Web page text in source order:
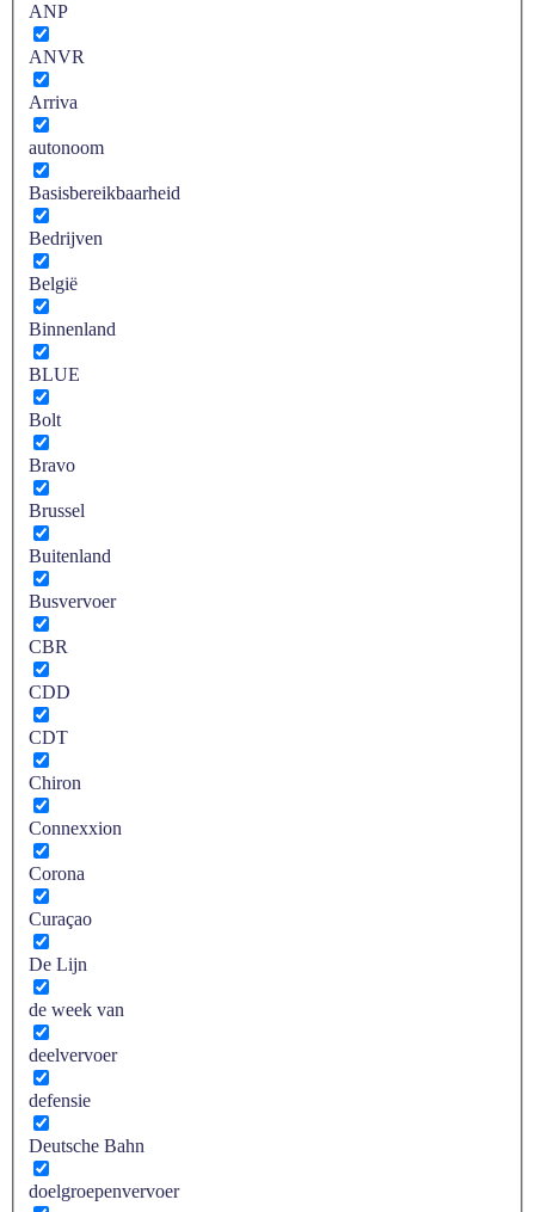
ANP
ANVR
Arriva
autonoom
Basisbereikbaarheid
Bedrijven
België
Binnenland
BLUE
Bolt
Bravo
Brussel
Buitenland
Busvervoer
CBR
CDD
CDT
Chiron
Connexxion
Corona
Curaçao
De Lijn
de week van
deelvervoer
defensie
Deutsche Bahn
doelgroepenvervoer